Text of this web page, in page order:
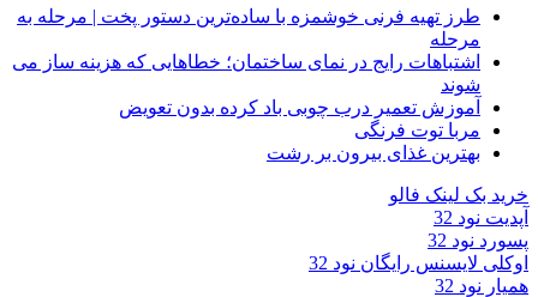
طرز تهیه فرنی خوشمزه با ساده‌ترین دستور پخت | مرحله به
مرحله
اشتباهات رایج در نمای ساختمان؛ خطاهایی که هزینه ساز می
شوند
آموزش تعمیر درب چوبی باد کرده بدون تعویض
مربا توت فرنگی
بهترین غذای بیرون بر رشت
خرید بک لینک فالو
آپدیت نود 32
پسورد نود 32
اوکلی لایسنس رایگان نود 32
همیار نود 32